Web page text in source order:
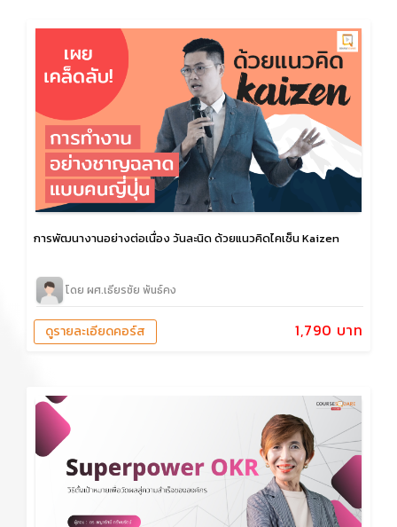
การพัฒนางานอย่างต่อเนื่อง วันละนิด ด้วยแนวคิดไคเซ็น Kaizen
โดย ผศ.เธียรชัย พันธ์คง
1,790 บาท
ดูรายละเอียดคอร์ส